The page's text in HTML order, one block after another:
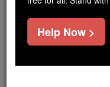
tools serving over
families worldwide.
Help Now >